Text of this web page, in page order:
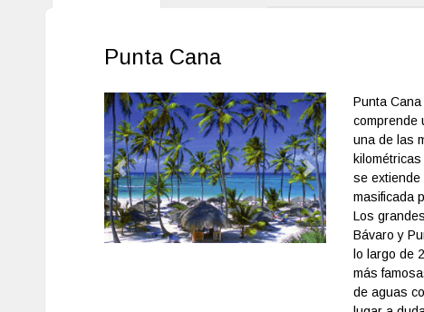
Punta Cana
Previous Next
Punta
comprende
una de las
se extiende
masificada
Los
Bávaro y
lo largo de
más
de aguas